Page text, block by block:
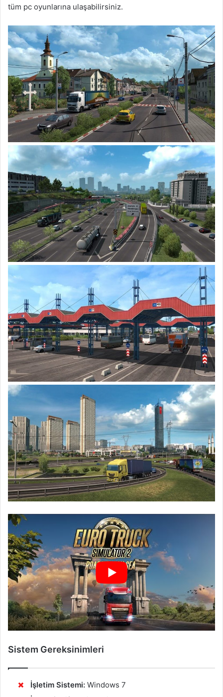
tüm pc oyunlarına ulaşabilirsiniz.
Sistem Gereksinimleri
İşletim Sistemi: Windows 7